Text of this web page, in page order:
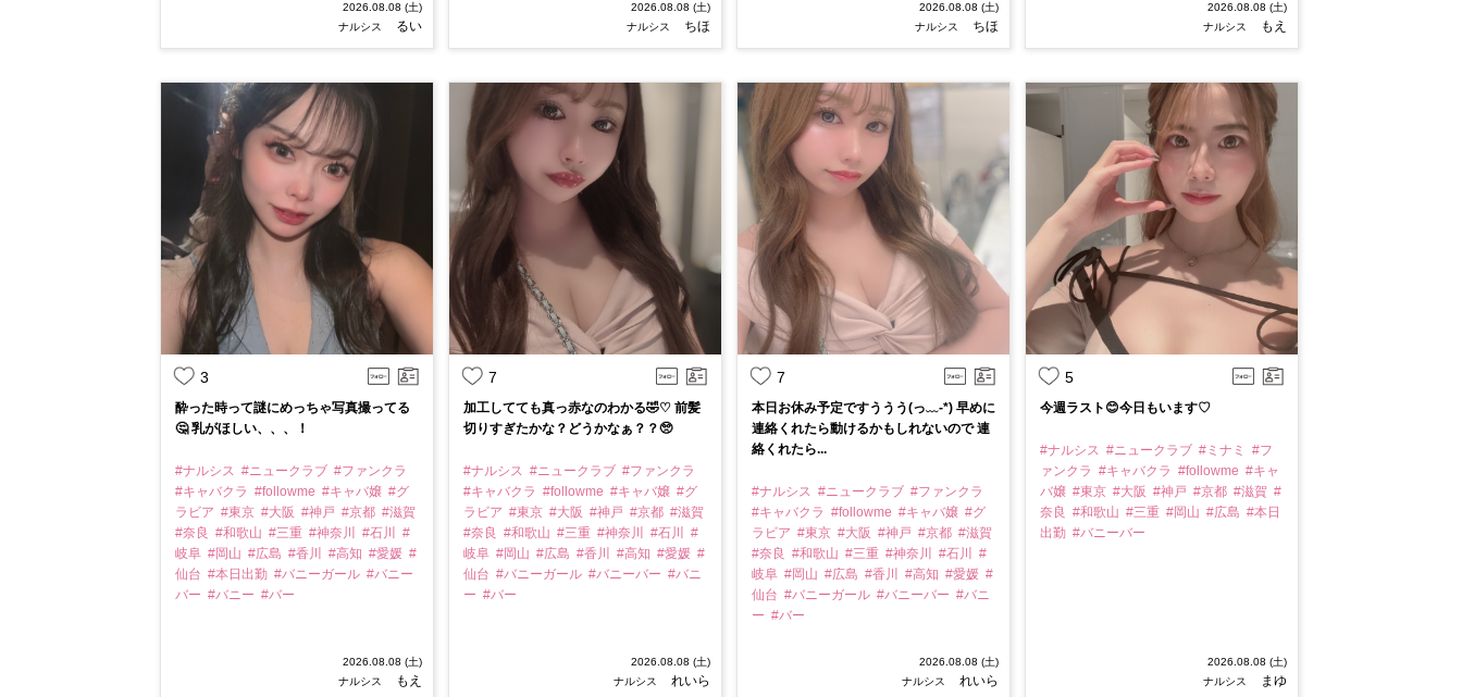
2026.08.08 (土)
ナルシス
るい
2026.08.08 (土)
ナルシス
ちほ
2026.08.08 (土)
ナルシス
ちほ
2026.08.08 (土)
ナルシス
もえ
3
酔った時って謎にめっちゃ写真撮ってる
🤔 乳がほしい、、、！
#ナルシス #ニュークラブ #ファンクラ
#キャバクラ #followme #キャバ嬢 #グ
ラビア #東京 #大阪 #神戸 #京都 #滋賀
#奈良 #和歌山 #三重 #神奈川 #石川
#
岐阜 #岡山 #広島 #香川 #高知 #愛媛 #
仙台 #本日出勤 #バニーガール #バニー
バー #バニー #バー
2026.08.08 (土)
ナルシス
もえ
7
加工してても真っ赤なのわかる🤣♡ 前髪
切りすぎたかな？どうかなぁ？？🥺
#ナルシス #ニュークラブ #ファンクラ
#キャバクラ #followme #キャバ嬢 #グ
ラビア #東京 #大阪 #神戸 #京都 #滋賀
#奈良 #和歌山 #三重 #神奈川 #石川
#
岐阜 #岡山 #広島 #香川 #高知 #愛媛 #
仙台 #バニーガール #バニーバー #バニ
ー #バー
2026.08.08 (土)
ナルシス
れいら
7
本日お休み予定ですううう(っ﹏-*) 早めに
連絡くれたら動けるかもしれないので 連
絡くれたら...
#ナルシス #ニュークラブ #ファンクラ
#キャバクラ #followme #キャバ嬢 #グ
ラビア #東京 #大阪 #神戸 #京都 #滋賀
#奈良 #和歌山 #三重 #神奈川 #石川
#
岐阜 #岡山 #広島 #香川 #高知 #愛媛 #
仙台 #バニーガール #バニーバー #バニ
ー #バー
2026.08.08 (土)
ナルシス
れいら
5
今週ラスト😊今日もいます♡
#ナルシス #ニュークラブ #ミナミ
#フ
ァンクラ #キャバクラ #followme #キャ
バ嬢 #東京 #大阪 #神戸 #京都 #滋賀 #
奈良 #和歌山 #三重 #岡山 #広島 #本日
出勤 #バニーバー
2026.08.08 (土)
ナルシス
まゆ